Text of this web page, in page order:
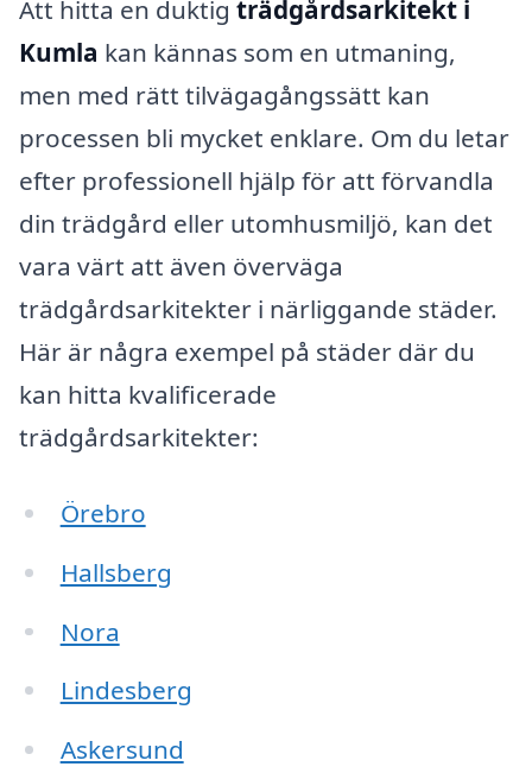
Att hitta en duktig trädgårdsarkitekt i
Kumla kan kännas som en utmaning,
men med rätt tilvägagångssätt kan
processen bli mycket enklare. Om du letar
efter professionell hjälp för att förvandla
din trädgård eller utomhusmiljö, kan det
vara värt att även överväga
trädgårdsarkitekter i närliggande städer.
Här är några exempel på städer där du
kan hitta kvalificerade
trädgårdsarkitekter:
Örebro
Hallsberg
Nora
Lindesberg
Askersund